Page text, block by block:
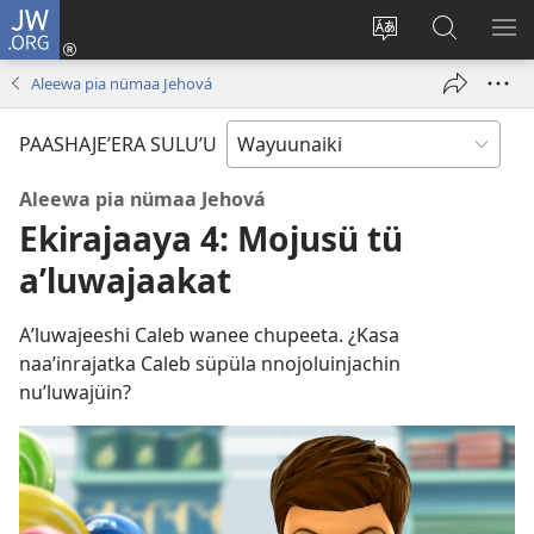
JW.ORG
Cambiar
del sitio
Süpüla
pikerotüin
nueva
Püchajaa
suluʼu
JW.ORG
Aleewa pia nümaa Jehová
PAASHAJEʼERA SULUʼU
Aleewa pia nümaa Jehová
Ekirajaaya 4: Mojusü tü
aʼluwajaakat
Aʼluwajeeshi Caleb wanee chupeeta. ¿Kasa
naaʼinrajatka Caleb süpüla nnojoluinjachin
nuʼluwajüin?